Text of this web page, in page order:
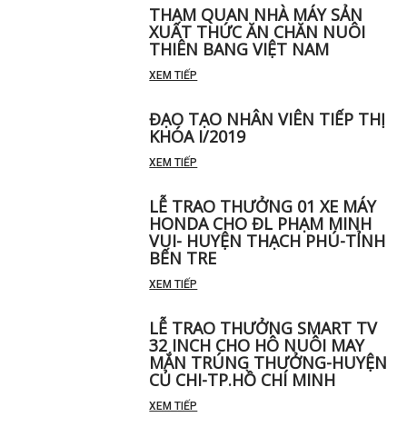
THAM QUAN NHÀ MÁY SẢN
XUẤT THỨC ĂN CHĂN NUÔI
THIÊN BANG VIỆT NAM
XEM TIẾP
ĐẠO TẠO NHÂN VIÊN TIẾP THỊ
KHÓA I/2019
XEM TIẾP
LỄ TRAO THƯỞNG 01 XE MÁY
HONDA CHO ĐL PHẠM MINH
VUI- HUYỆN THẠCH PHÚ-TỈNH
BẾN TRE
XEM TIẾP
LỄ TRAO THƯỞNG SMART TV
32 INCH CHO HÔ NUÔI MAY
MẮN TRÚNG THƯỞNG-HUYỆN
CỦ CHI-TP.HỒ CHÍ MINH
XEM TIẾP